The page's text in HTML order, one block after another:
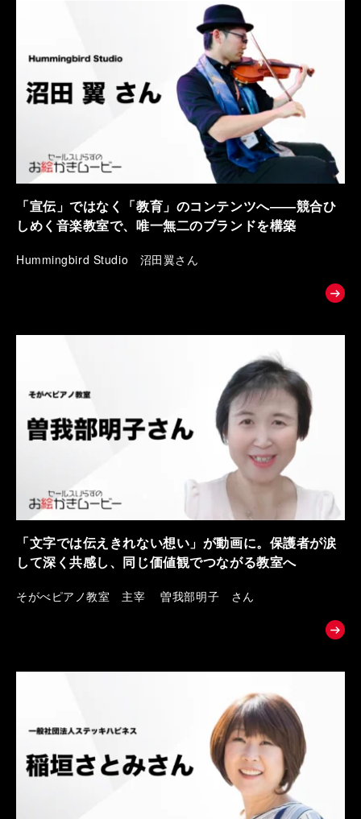
「宣伝」ではなく「教育」のコンテンツへ――競合ひ
しめく音楽教室で、唯一無二のブランドを構築
Hummingbird Studio 沼田翼さん
「文字では伝えきれない想い」が動画に。保護者が涙
して深く共感し、同じ価値観でつながる教室へ
そがべピアノ教室 主宰 曽我部明子 さん